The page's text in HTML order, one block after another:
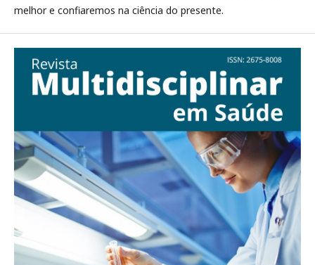
melhor e confiaremos na ciência do presente.